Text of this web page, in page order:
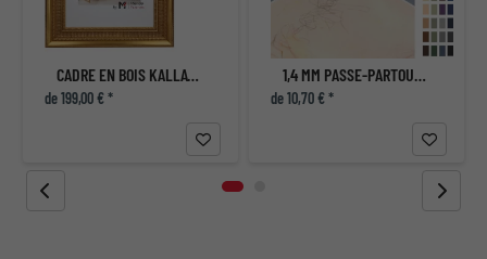
CADRE EN BOIS KALLATTI SUR MESURE
de 199,00 € * de 10,70 € *